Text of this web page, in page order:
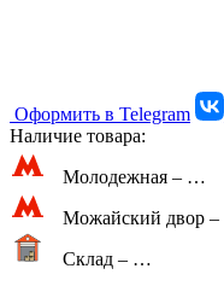
Оформить в Telegram
Наличие товара:
Молодежная – …
Можайский двор –
Склад – …